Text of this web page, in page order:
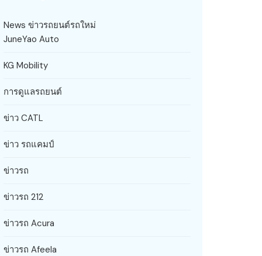
News ข่าวรถยนต์รถใหม่
JuneYao Auto
KG Mobility
การดูแลรถยนต์
ข่าว CATL
ข่าว รถแคมป์
ข่าวรถ
ข่าวรถ 212
ข่าวรถ Acura
ข่าวรถ Afeela